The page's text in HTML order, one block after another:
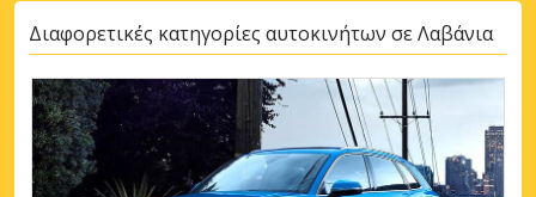
Διαφορετικές κατηγορίες αυτοκινήτων σε Λαβάνια